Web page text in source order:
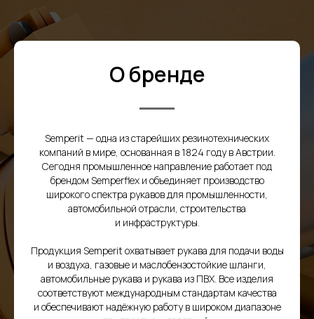
О бренде
Semperit — одна из старейших резинотехнических
компаний в мире, основанная в 1824 году в Австрии.
Сегодня промышленное направление работает под
брендом Semperflex и объединяет производство
широкого спектра рукавов для промышленности,
автомобильной отрасли, строительства
и инфраструктуры.
Продукция Semperit охватывает рукава для подачи воды
и воздуха, газовые и маслобензостойкие шланги,
автомобильные рукава и рукава из ПВХ. Все изделия
соответствуют международным стандартам качества
и обеспечивают надёжную работу в широком диапазоне